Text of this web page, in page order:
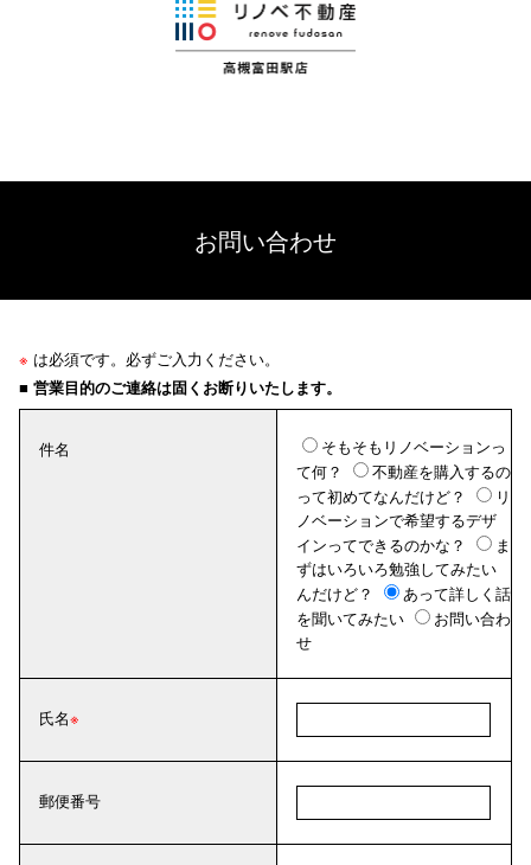
お問い合わせ
※ は必須です。必ずご入力ください。
■ 営業目的のご連絡は固くお断りいたします。
件名
そもそもリノベーションっ
て何？
不動産を購入するの
って初めてなんだけど？
リ
ノベーションで希望するデザ
インってできるのかな？
ま
ずはいろいろ勉強してみたい
んだけど？
あって詳しく話
を聞いてみたい
お問い合わ
せ
氏名
郵便番号